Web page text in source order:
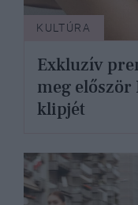
KULTÚRA
Exkluzív
meg először
klipjét